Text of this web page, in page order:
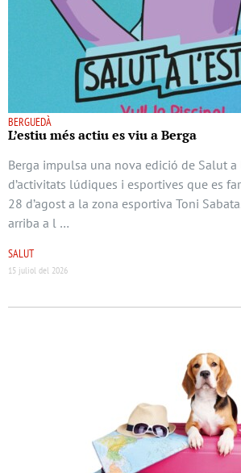
BERGUEDÀ
L’estiu més actiu es viu a Berga
Berga impulsa una nova edició de Salut a
d’activitats lúdiques i esportives que es
28 d’agost a la zona esportiva Toni
arriba a l …
SALUT
15 juliol del 2026